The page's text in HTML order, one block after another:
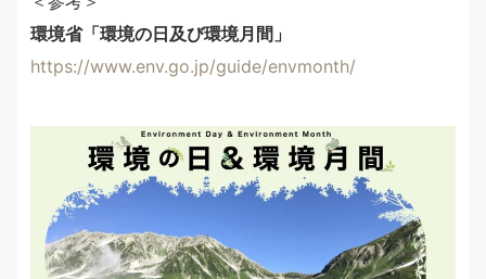
環境省「環境の日及び環境月間」
https://www.env.go.jp/guide/envmonth/